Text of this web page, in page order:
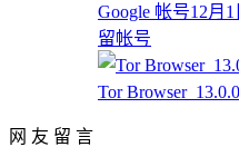
Google 帐号12月
留帐号
Tor
网 友 留 言